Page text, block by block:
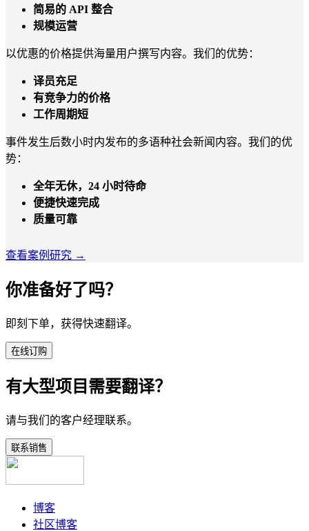
简易的 API 整合
规模运营
以优惠的价格提供海量用户撰写内容。我们的优势：
译员充足
有竞争力的价格
工作周期短
事件发生后数小时内发布的多语种社会新闻内容。我们的优
势：
全年无休，24 小时待命
便捷快速完成
质量可靠
查看案例研究 →
你准备好了吗？
即刻下单，获得快速翻译。
在线订购
有大型项目需要翻译？
请与我们的客户经理联系。
联系销售
博客
社区博客